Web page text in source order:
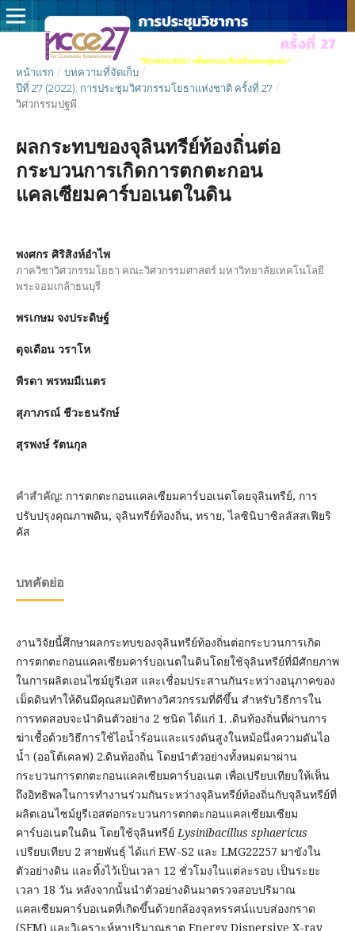
หน้าแรก / บทความที่จัดเก็บ /
ปีที่ 27 (2022): การประชุมวิศวกรรมโยธาแห่งชาติ ครั้งที่ 27 /
วิศวกรรมปฐพี
ผลกระทบของจุลินทรีย์ท้องถิ่นต่อ
กระบวนการเกิดการตกตะกอน
แคลเซียมคาร์บอเนตในดิน
พงศกร ศิริสิงห์อำไพ
ภาควิชาวิศวกรรมโยธา คณะวิศวกรรมศาสตร์ มหาวิทยาลัยเทคโนโลยี
พระจอมเกล้าธนบุรี
พรเกษม จงประดิษฐ์
ดุจเดือน วราโห
พีรดา พรหมมีเนตร
สุภาภรณ์ ชีวะธนรักษ์
สุรพงษ์ รัตนกุล
คำสำคัญ: การตกตะกอนแคลเซียมคาร์บอเนตโดยจุลินทรีย์, การ
ปรับปรุงคุณภาพดิน, จุลินทรีย์ท้องถิ่น, ทราย, ไลซินิบาซิลลัสสเฟียริ
คัส
บทคัดย่อ
งานวิจัยนี้ศึกษาผลกระทบของจุลินทรีย์ท้องถิ่นต่อกระบวนการเกิด
การตกตะกอนแคลเซียมคาร์บอเนตในดินโดยใช้จุลินทรีย์ที่มีศักยภาพ
ในการผลิตเอนไซม์ยูรีเอส และเชื่อมประสานกันระหว่างอนุภาคของ
เม็ดดินทำให้ดินมีคุณสมบัติทางวิศวกรรมที่ดีขึ้น สำหรับวิธีการใน
การทดสอบจะนำดินตัวอย่าง 2 ชนิด ได้แก่ 1. .ดินท้องถิ่นที่ผ่านการ
ฆ่าเชื้อด้วยวิธีการใช้ไอน้ำร้อนและแรงดันสูงในหม้อนึ่งความดันไอ
น้ำ (ออโต้เคลฟ) 2.ดินท้องถิ่น โดยนำตัวอย่างทั้งหมดมาผ่าน
กระบวนการตกตะกอนแคลเซียมคาร์บอเนต เพื่อเปรียบเทียบให้เห็น
ถึงอิทธิพลในการทำงานร่วมกันระหว่างจุลินทรีย์ท้องถิ่นกับจุลินทรีย์ที่
ผลิตเอนไซม์ยูรีเอสต่อกระบวนการตกตะกอนแคลเซียมเซียม
คาร์บอเนตในดิน โดยใช้จุลินทรีย์Lysinibacillus sphaericus
เปรียบเทียบ 2 สายพันธุ์ ได้แก่ EW-S2 และ LMG22257 มาขังใน
ตัวอย่างดิน และทิ้งไว้เป็นเวลา 12 ชั่วโมงในแต่ละรอบ เป็นระยะ
เวลา 18 วัน หลังจากนั้นนำตัวอย่างดินมาตรวจสอบปริมาณ
แคลเซียมคาร์บอเนตที่เกิดขึ้นด้วยกล้องจุลทรรศน์แบบส่องกราด
(SEM) และวิเคราะห์หาปริมาณธาตุ Energy Dispersive X-ray